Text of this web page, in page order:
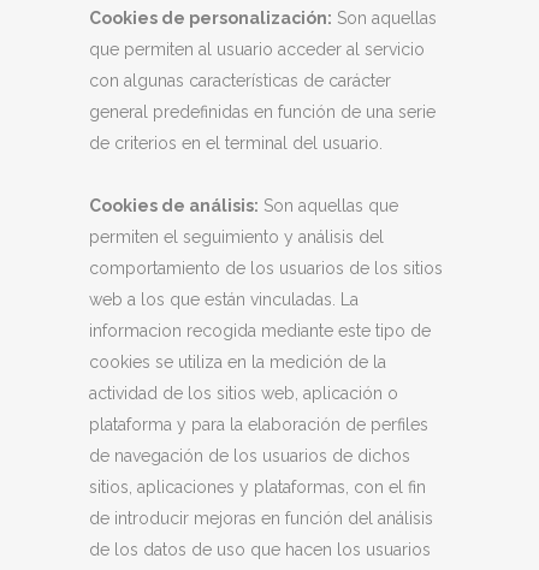
Cookies de personalización: Son aquellas
que permiten al usuario acceder al servicio
con algunas características de carácter
general predefinidas en función de una serie
de criterios en el terminal del usuario.
Cookies de análisis: Son aquellas que
permiten el seguimiento y análisis del
comportamiento de los usuarios de los sitios
web a los que están vinculadas. La
informacion recogida mediante este tipo de
cookies se utiliza en la medición de la
actividad de los sitios web, aplicación o
plataforma y para la elaboración de perfiles
de navegación de los usuarios de dichos
sitios, aplicaciones y plataformas, con el fin
de introducir mejoras en función del análisis
de los datos de uso que hacen los usuarios